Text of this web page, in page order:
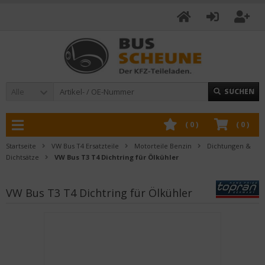
Alle SUCHEN
( 0)
( 0)
Startseite VW Bus T4 Ersatzteile Motorteile Benzin
Dichtungen &
Dichtsätze
VW Bus T3 T4 Dichtring für Ölkühler
VW Bus T3 T4 Dichtring für Ölkühler